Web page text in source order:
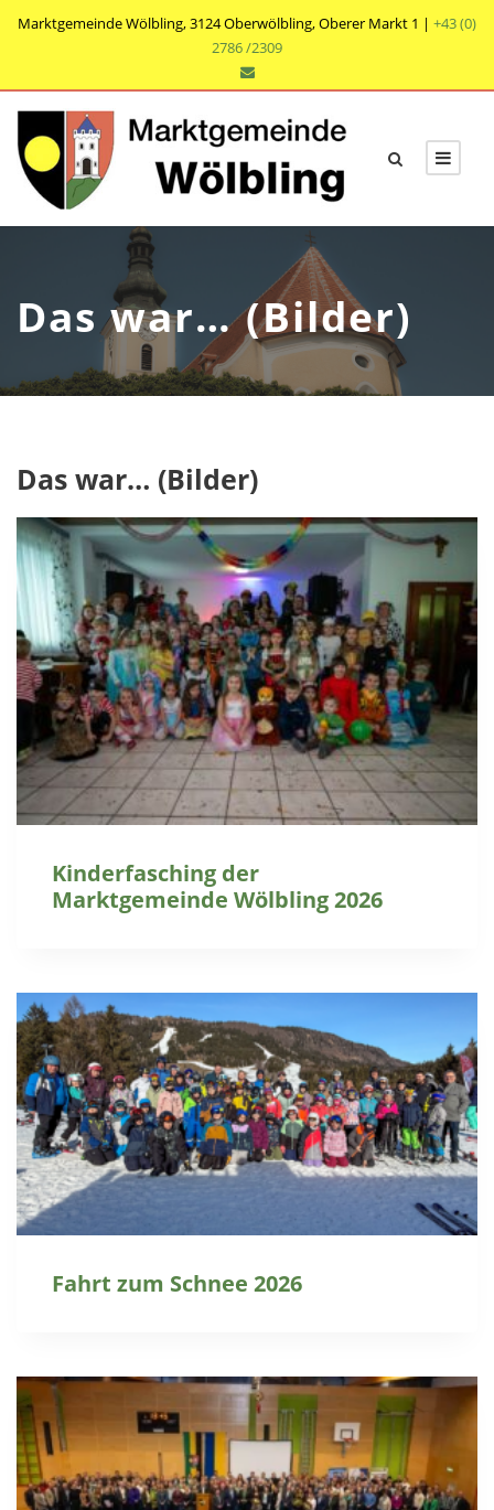
Marktgemeinde Wölbling, 3124 Oberwölbling, Oberer Markt 1 | +43 (0)
2786 /2309
Das war… (Bilder)
Das war… (Bilder)
Kinderfasching der
Marktgemeinde Wölbling 2026
Fahrt zum Schnee 2026